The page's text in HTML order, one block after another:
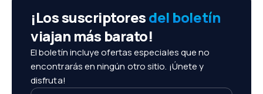
¡Los suscriptoresdel boletín
viajan más barato!
El boletín incluye ofertas especiales que no
encontrarás en ningún otro sitio. ¡Únete y
disfruta!